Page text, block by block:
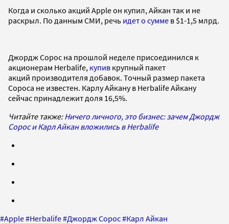
Когда и сколько акций Apple он купил, Айкан так и не
раскрыл. По данным СМИ, речь идет о сумме в $1-1,5 млрд.
Джордж Сорос на прошлой неделе присоединился к
акционерам Herbalife, купив крупный пакет
акций производителя добавок. Точный размер пакета
Сороса не известен. Карлу Айкану в Herbalife Айкану
сейчас принадлежит доля 16,5%.
Читайте также:Ничего личного, это бизнес: зачем Джордж
Сорос и Карл Айкан вложились в Herbalife
#Apple#Herbalife#Джордж Сорос#Карл Айкан